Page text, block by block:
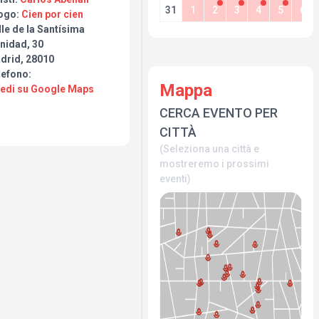
Cien por cien
de la Santísima
30
28010
su Google Maps
31 1 2 3 4 5 6
Mappa
CERCA EVENTO PER
CITTÀ
(Seleziona una città e
mostreremo i prossimi
eventi)